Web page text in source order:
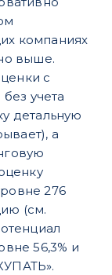
компаниях
выше.
с
учета
детальную
а
276
(см.
56,3% и